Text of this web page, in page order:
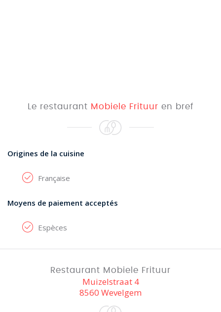
Le restaurant Mobiele Frituur en bref
Origines de la cuisine
Française
Moyens de paiement acceptés
Espèces
Restaurant Mobiele Frituur
Muizelstraat 4
8560 Wevelgem